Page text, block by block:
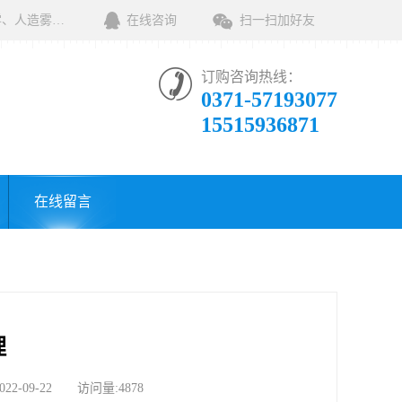
河南绿森环保科技有限公司一家专业销售环保清洁设备及相关用品的公司，产品包括：音乐喷泉、雾森系统、人造雾设备、景观人造雾、人造雾系统、小区喷雾设备、高压喷雾降尘设备、料仓喷雾除尘系统、喷雾降温加湿设备、郑州喷雾消毒设备，等八大系列上百个品种。 在线咨询 扫一扫加好友
订购咨询热线：
0371-57193077
15515936871
在线留言
09-22 访问量:4878